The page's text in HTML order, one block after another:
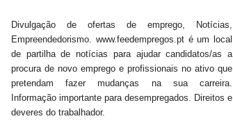
Divulgação de ofertas de emprego, Notícias,
Empreendedorismo. www.feedempregos.pt é um local
de partilha de notícias para ajudar candidatos/as a
procura de novo emprego e profissionais no ativo que
pretendam fazer mudanças na sua carreira.
Informação importante para desempregados. Direitos e
deveres do trabalhador.